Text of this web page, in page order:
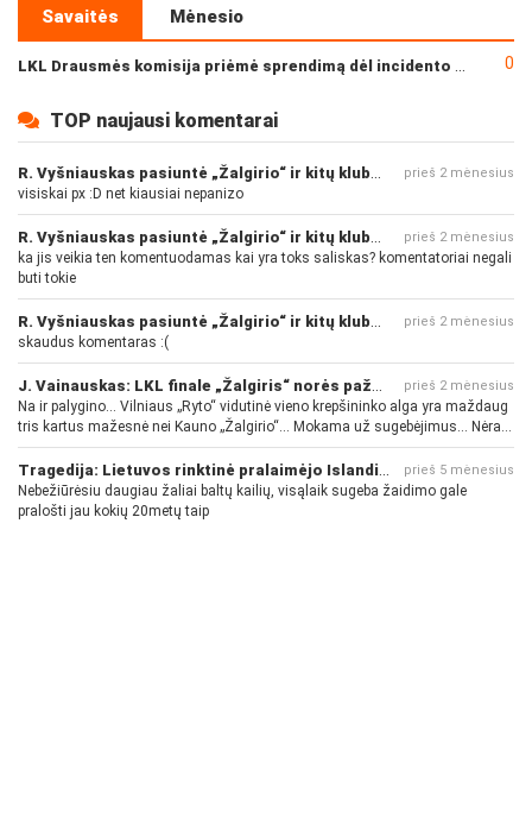
Savaitės Mėnesio
0
TOP naujausi komentarai
R. Vyšniauskas pasiuntė „Žalgirio“ ir kitų klubų fanus prieš 2 mėnesius
visiskai px :D net kiausiai nepanizo
R. Vyšniauskas pasiuntė „Žalgirio“ ir kitų klubų fanus prieš 2 mėnesius
ka jis veikia ten komentuodamas kai yra toks saliskas? komentatoriai negali
buti tokie
R. Vyšniauskas pasiuntė „Žalgirio“ ir kitų klubų fanus prieš 2 mėnesius
skaudus komentaras :(
J. Vainauskas: LKL finale „Žalgiris“ norės pažeminti „Rytą“ prieš 2 mėnesius
Na ir palygino... Vilniaus „Ryto“ vidutinė vieno krepšininko alga yra maždaug
tris kartus mažesnė nei Kauno „Žalgirio“... Mokama už sugebėjimus... Nėra
pinigų - nėra gerų žaidėjų...
Tragedija: Lietuvos rinktinė pralaimėjo Islandijai prieš 5 mėnesius
Nebežiūrėsiu daugiau žaliai baltų kailių, visąlaik sugeba žaidimo gale
pralošti jau kokių 20metų taip